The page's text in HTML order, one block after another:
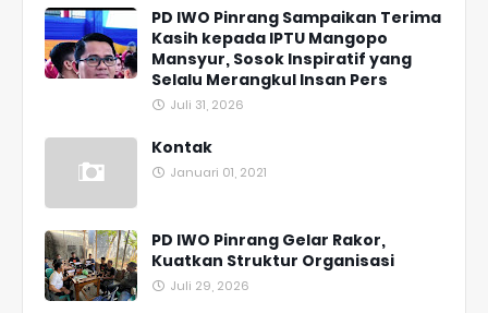
PD IWO Pinrang Sampaikan Terima
Kasih kepada IPTU Mangopo
Mansyur, Sosok Inspiratif yang
Selalu Merangkul Insan Pers
Juli 31, 2026
Kontak
Januari 01, 2021
PD IWO Pinrang Gelar Rakor,
Kuatkan Struktur Organisasi
Juli 29, 2026